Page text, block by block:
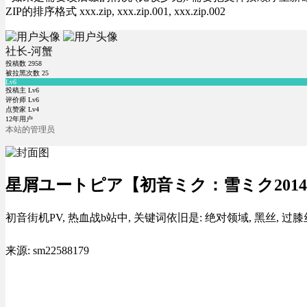
ZIP的排序格式 xxx.zip, xxx.zip.001, xxx.zip.002
社长-河蟹
投稿数 2958
被拉黑次数 25
Lv6
投稿主 Lv6
评价师 Lv6
点赞家 Lv4
12年用户
本站的管理员
星屑ユートピア【初音ミク：雪ミク2014
初音街机PV, 热血战b站中, 关键词依旧是: 绝对领域, 黑丝, 过膝
来源: sm22588179